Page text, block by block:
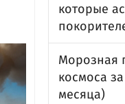
которые
Морозная
космоса
месяца)